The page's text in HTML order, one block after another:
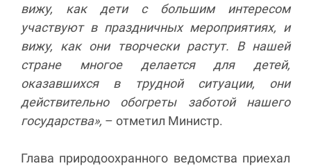
вижу, как дети с большим интересом
участвуют в праздничных мероприятиях, и
вижу, как они творчески растут. В нашей
стране многое делается для детей,
оказавшихся в трудной ситуации, они
действительно обогреты заботой нашего
государства», – отметил Министр.
Глава природоохранного ведомства приехал